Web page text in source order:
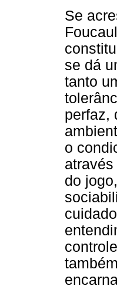
Se
se dá
tanto
perfaz,
o
do